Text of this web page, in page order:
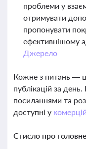
проблеми у
отримувати
пропонувати
ефективнішому
Джерело
Кожне з питань —
публікацій за
посиланнями та
доступні у
Стисло про